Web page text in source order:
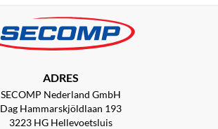
ADRES
SECOMP Nederland GmbH
Dag Hammarskjöldlaan 193
3223 HG Hellevoetsluis